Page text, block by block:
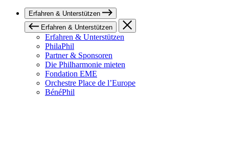
Erfahren & Unterstützen
Erfahren & Unterstützen
Erfahren & Unterstützen
PhilaPhil
Partner & Sponsoren
Die Philharmonie mieten
Fondation EME
Orchestre Place de l’Europe
BénéPhil